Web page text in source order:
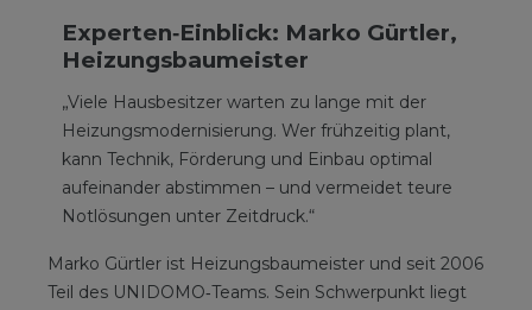
Experten‑Einblick: Marko Gürtler,
Heizungsbaumeister
„Viele Hausbesitzer warten zu lange mit der
Heizungsmodernisierung. Wer frühzeitig plant,
kann Technik, Förderung und Einbau optimal
aufeinander abstimmen – und vermeidet teure
Notlösungen unter Zeitdruck.“
Marko Gürtler ist Heizungsbaumeister und seit 2006
Teil des UNIDOMO‑Teams. Sein Schwerpunkt liegt